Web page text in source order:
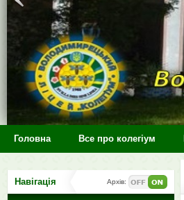
Головна Все про колегіум
Навігація Архів: